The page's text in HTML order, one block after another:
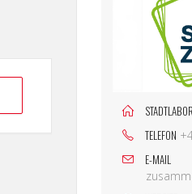
TELEFON
E-MAIL